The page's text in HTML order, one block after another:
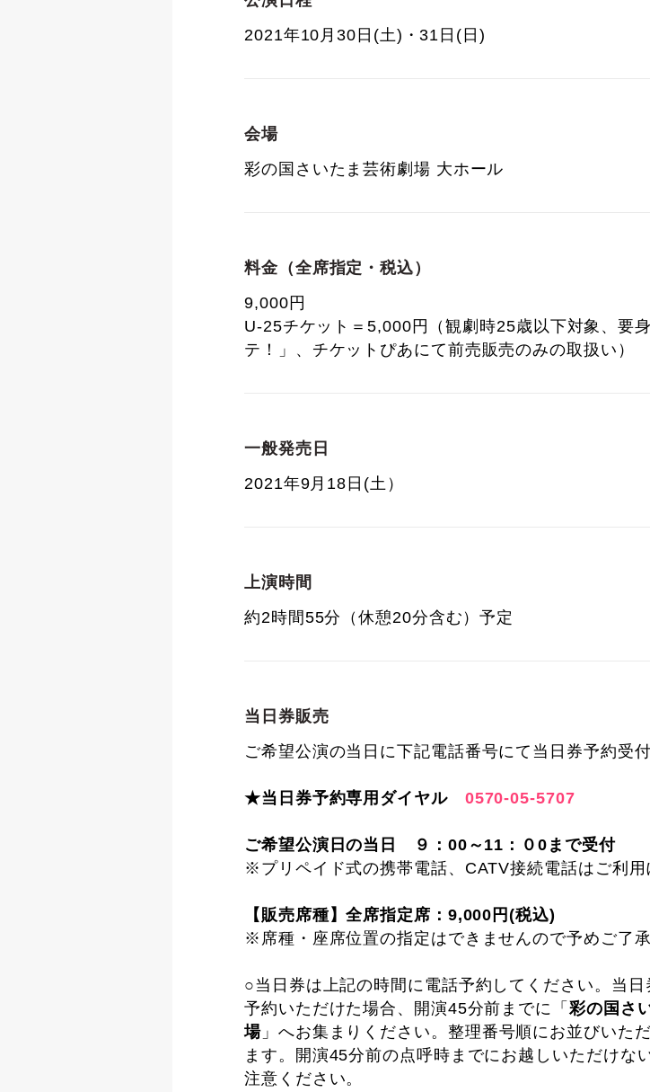
2021年10月30日(土)・31日(日)
会場
彩の国さいたま芸術劇場 大ホール
料金（全席指定・税込）
9,000円
U-25チケット＝5,000円（観劇時25歳以下対象、要
テ！」、チケットぴあにて前売販売のみの取扱い）
一般発売日
2021年9月18日(土）
上演時間
約2時間55分（休憩20分含む）予定
当日券販売
ご希望公演の当日に下記電話番号にて当日券予約受
★当日券予約専用ダイヤル 0570-05-5707
ご希望公演日の当日 ９：00～11：０0まで受付
※プリペイド式の携帯電話、CATV接続電話はご利用
【販売席種】全席指定席：9,000円(税込)
※席種・座席位置の指定はできませんので予めご了承
○当日券は上記の時間に電話予約してください。当
予約いただけた場合、開演45分前までに「 彩の国さ
場」へお集まりください。整理番号順にお並びいた
ます。開演45分前の点呼時までにお越しいただけな
注意ください。